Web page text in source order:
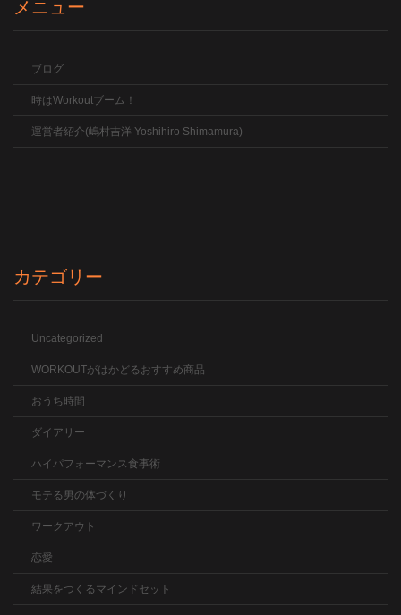
メニュー
ブログ
時はWorkoutブーム！
運営者紹介(嶋村吉洋 Yoshihiro Shimamura)
カテゴリー
Uncategorized
WORKOUTがはかどるおすすめ商品
おうち時間
ダイアリー
ハイパフォーマンス食事術
モテる男の体づくり
ワークアウト
恋愛
結果をつくるマインドセット